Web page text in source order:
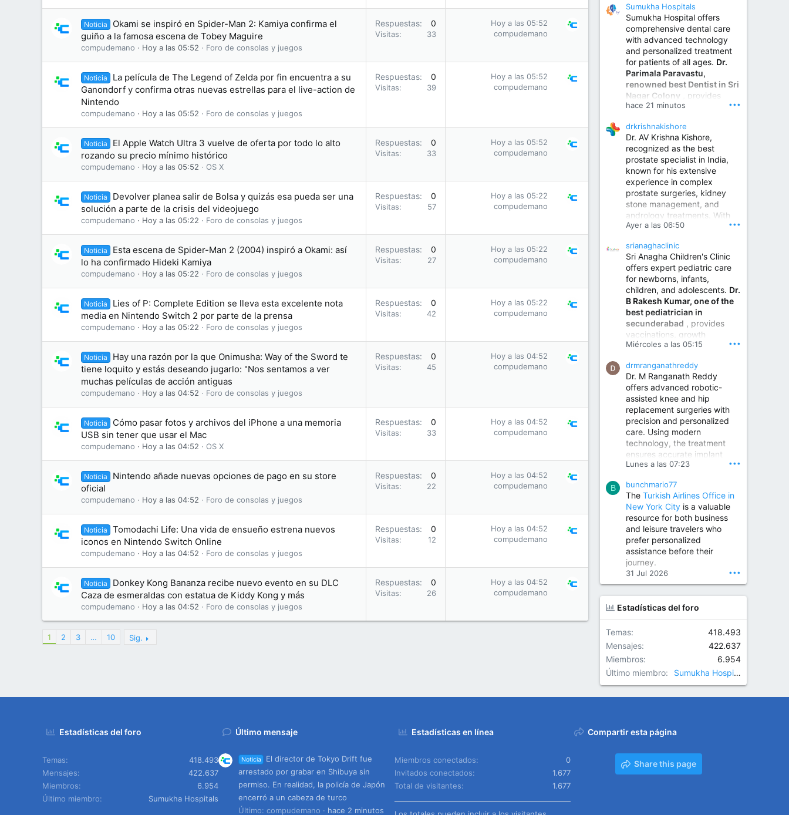
Noticia
Okami se inspiró en Spider-Man 2: Kamiya confirma el
guiño a la famosa escena de Tobey Maguire
compudemano Hoy a las 05:52 Foro de consolas y juegos
Respuestas 0
Visitas 33
Hoy a las 05:52
compudemano
Noticia
La película de The Legend of Zelda por fin encuentra a su
Ganondorf y confirma otras nuevas estrellas para el live-action de
Nintendo
compudemano Hoy a las 05:52 Foro de consolas y juegos
Respuestas 0
Visitas 39
Hoy a las 05:52
compudemano
Noticia
El Apple Watch Ultra 3 vuelve de oferta por todo lo alto
rozando su precio mínimo histórico
compudemano Hoy a las 05:52 OS X
Respuestas 0
Visitas 33
Hoy a las 05:52
compudemano
Noticia
Devolver planea salir de Bolsa y quizás esa pueda ser una
solución a parte de la crisis del videojuego
compudemano Hoy a las 05:22 Foro de consolas y juegos
Respuestas 0
Visitas 57
Hoy a las 05:22
compudemano
Noticia
Esta escena de Spider-Man 2 (2004) inspiró a Okami: así
lo ha confirmado Hideki Kamiya
compudemano Hoy a las 05:22 Foro de consolas y juegos
Respuestas 0
Visitas 27
Hoy a las 05:22
compudemano
Noticia
Lies of P: Complete Edition se lleva esta excelente nota
media en Nintendo Switch 2 por parte de la prensa
compudemano Hoy a las 05:22 Foro de consolas y juegos
Respuestas 0
Visitas 42
Hoy a las 05:22
compudemano
Noticia
Hay una razón por la que Onimusha: Way of the Sword te
tiene loquito y estás deseando jugarlo: "Nos sentamos a ver
muchas películas de acción antiguas
compudemano Hoy a las 04:52 Foro de consolas y juegos
Respuestas 0
Visitas 45
Hoy a las 04:52
compudemano
Noticia
Cómo pasar fotos y archivos del iPhone a una memoria
USB sin tener que usar el Mac
compudemano Hoy a las 04:52 OS X
Respuestas 0
Visitas 33
Hoy a las 04:52
compudemano
Noticia
Nintendo añade nuevas opciones de pago en su store
oficial
compudemano Hoy a las 04:52 Foro de consolas y juegos
Respuestas 0
Visitas 22
Hoy a las 04:52
compudemano
Noticia
Tomodachi Life: Una vida de ensueño estrena nuevos
iconos en Nintendo Switch Online
compudemano Hoy a las 04:52 Foro de consolas y juegos
Respuestas 0
Visitas 12
Hoy a las 04:52
compudemano
Noticia
Donkey Kong Bananza recibe nuevo evento en su DLC
Caza de esmeraldas con estatua de Kiddy Kong y más
compudemano Hoy a las 04:52 Foro de consolas y juegos
Respuestas 0
Visitas 26
Hoy a las 04:52
compudemano
1 2 3 … 10 Sig.
Sumukha Hospitals
Sumukha Hospital offers
comprehensive dental care
with advanced technology
and personalized treatment
for patients of all ages. Dr.
Parimala Paravastu,
renowned best Dentist in Sri
Nagar Colony , provides
expert care for tooth pain,
treatment, dental implants,
smile designing, cosmetic
dentistry.
Sumukha Hospital | Ear, Nose & Throat, Dental & Maxillofacial Surgery Center
www.sumukhahospitals.co
m
hace 21 minutos •••
drkrishnakishore
Dr. AV Krishna Kishore,
recognized as the best
prostate specialist in India,
known for his extensive
experience in complex
prostate surgeries, kidney
stone management, and
andrology treatments. With
years of surgical practice and
invasive and robotic
techniques.
Best Urologist in Vijayawada | Urology Specialist in Vijayawada
Dr. A. V. Krishna Kishore,
the Best Urologist...
www.drkrishnakishore.com
Ayer a las 06:50 •••
srianaghaclinic
Sri Anagha Children's Clinic
offers expert pediatric care
for newborns, infants,
children, and adolescents. Dr.
B Rakesh Kumar, one of the
best pediatrician in
secunderabad , provides
vaccinations, growth
monitoring, newborn care,
illnesses, nutrition guidance,
and preventive healthcare in
a child-friendly environment.
Children Hospital in Secunderabad | Best Pediatrician in Hyderabad | Neonatologist in Medchal
Our pediatrician and
Neonatologist team at...
www.srianaghaclinic.com
Miércoles a las 05:15 •••
drmranganathreddy
Dr. M Ranganath Reddy
offers advanced robotic-
assisted knee and hip
replacement surgeries with
precision and personalized
care. Using modern
technology, the treatment
ensures accurate implant
placement, reduced pain,
improved joint function,
helping patients return to an
active and comfortable
lifestyle.
Orthopedic Surgeon in Kondapur | Best Orthopedic Doctor in Kondapur | Dr. M. Ranganath Reddy
Consult Dr. M. Ranganath
Reddy, the best...
www.drranganathreddy.co
m
Lunes a las 07:23 •••
B bunchmario77
The Turkish Airlines Office in
New York City is a valuable
resource for both business
and leisure travelers who
prefer personalized
assistance before their
journey.
31 Jul 2026 •••
Estadísticas del foro
Temas
418.493
Mensajes
422.637
Miembros
6.954
Último miembro
Sumukha Hospitals
Estadísticas del foro
Temas
418.493
Mensajes
422.637
Miembros
6.954
Último miembro
Sumukha Hospitals
Último mensaje
Noticia
El director de Tokyo Drift fue
arrestado por grabar en Shibuya sin
permiso. En realidad, la policía de Japón
encerró a un cabeza de turco
Último: compudemano
hace 2 minutos
Estadísticas en línea
Miembros conectados
0
Invitados conectados
1.677
Total de visitantes
1.677
Compartir esta página
Share this page